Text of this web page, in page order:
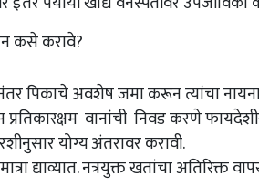
कसे करावे?
पिकाचे अवशेष जमा करून त्यांचा
वानांची निवड करणे
योग्य अंतरावर करावी.
द्याव्यात. नत्रयुक्त खतांचा अतिरिक्त